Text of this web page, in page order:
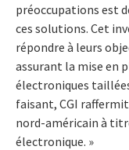
préoccupations est
ces solutions. Cet
répondre à leurs
assurant la mise en
électroniques
faisant, CGI
nord-américain à
électronique. »